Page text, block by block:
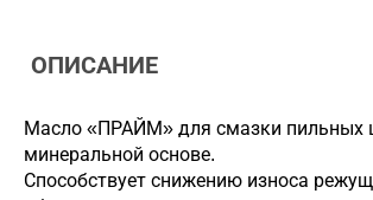
ОПИСАНИЕ
Масло «ПРАЙМ» для смазки пильных
минеральной основе.
Способствует снижению износа